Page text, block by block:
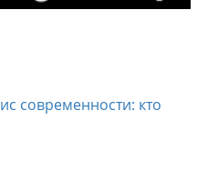
современности: кто